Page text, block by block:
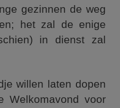
gezinnen de weg
het zal de enige
in dienst zal
willen laten dopen
Welkomavond voor